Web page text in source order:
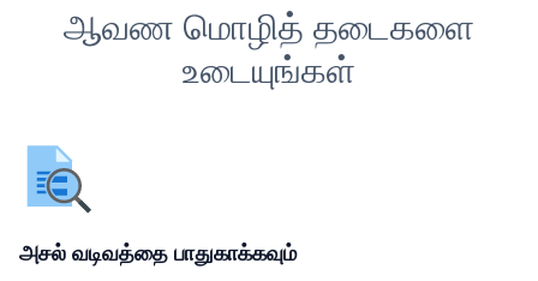
ஆவண மொழித் தடைகளை
உடையுங்கள்
அசல் வடிவத்தை பாதுகாக்கவும்